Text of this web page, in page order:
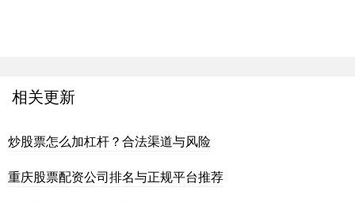
相关更新
炒股票怎么加杠杆？合法渠道与风险
重庆股票配资公司排名与正规平台推荐